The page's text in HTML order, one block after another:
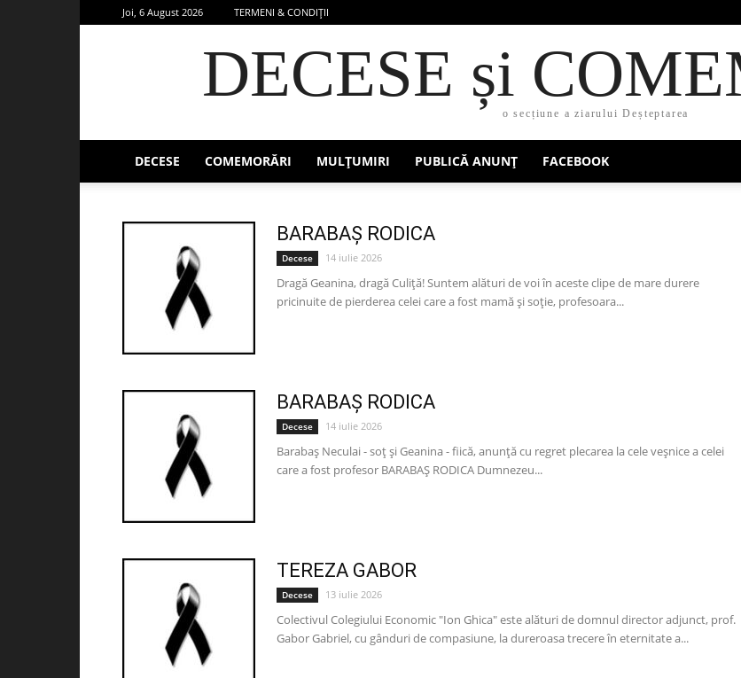
Joi, 6 August 2026 TERMENI & CONDIȚII
DECESE și
o secțiune a ziarului Deșteptarea
DECESE COMEMORĂRI MULȚUMIRI PUBLICĂ ANUNȚ FACEBOOK
BARABAȘ RODICA
Decese 14 iulie 2026
Dragă Geanina, dragă Culiță! Suntem alături de voi în aceste clipe de mare durere
pricinuite de pierderea celei care a fost mamă și soție, profesoara...
BARABAȘ RODICA
Decese 14 iulie 2026
Barabaș Neculai - soț și Geanina - fiică, anunță cu regret plecarea la cele veșnice a celei
care a fost profesor BARABAȘ RODICA Dumnezeu...
TEREZA GABOR
Decese 13 iulie 2026
Colectivul Colegiului Economic "Ion Ghica" este alături de domnul director adjunct, prof.
Gabor Gabriel, cu gânduri de compasiune, la dureroasa trecere în eternitate a...